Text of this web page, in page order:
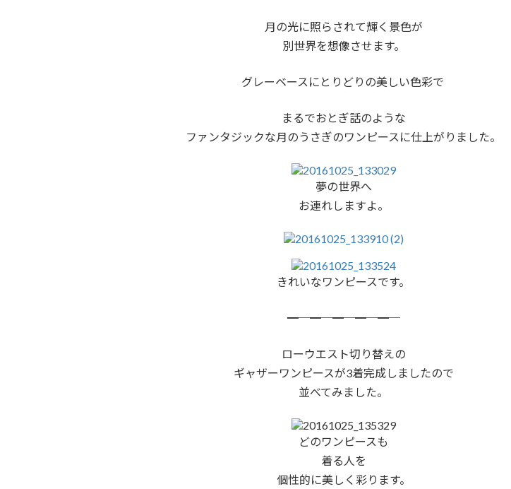
月の光に照らされて輝く景色が
別世界を想像させます。
グレーベースにとりどりの美しい色彩で
まるでおとぎ話のような
ファンタジックな月のうさぎのワンピースに仕上がりました。
夢の世界へ
お連れしますよ。
きれいなワンピースです。
━─━─━─━─━─
ローウエスト切り替えの
ギャザーワンピースが3着完成しましたので
並べてみました。
どのワンピースも
着る人を
個性的に美しく彩ります。